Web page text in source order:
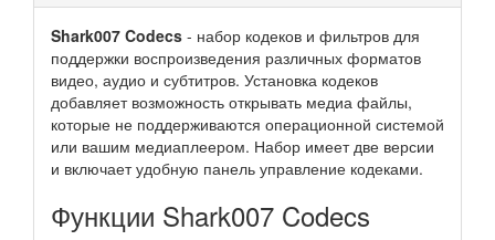
Shark007 Codecs - набор кодеков и фильтров для
поддержки воспроизведения различных форматов
видео, аудио и субтитров. Установка кодеков
добавляет возможность открывать медиа файлы,
которые не поддерживаются операционной системой
или вашим медиаплеером. Набор имеет две версии
и включает удобную панель управление кодеками.
Функции Shark007 Codecs